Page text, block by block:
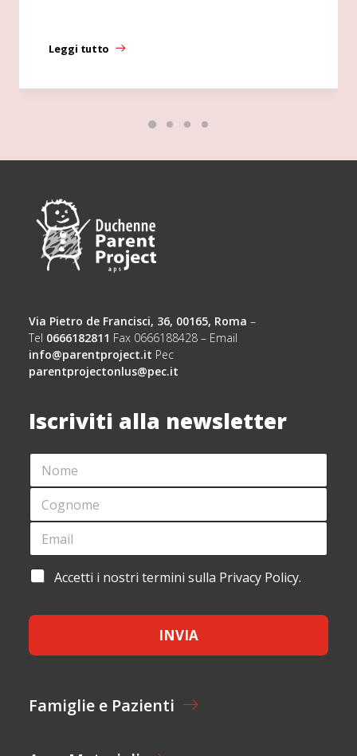
Leggi tutto
Via Pietro de Francisci, 36, 00165, Roma –
Tel 0666182811 Fax 0666188428 – Email
info@parentproject.it Pec
parentprojectonlus@pec.it
Iscriviti alla newsletter
*N
M
*
C
G
O
E
E
A
I
L
A
E
T
O
Accetti i nostri termini sulla Privacy Policy.
INVIA
Famiglie e Pazienti